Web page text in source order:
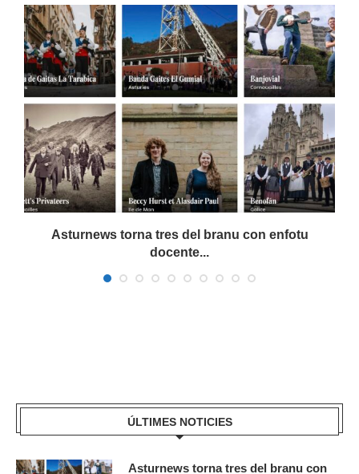
Asturnews torna tres del branu con enfotu
docente...
ÚLTIMES NOTICIES
Asturnews torna tres del branu con